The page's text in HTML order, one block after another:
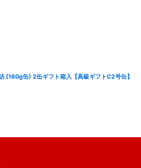
(160g缶) 2缶ギフト箱入【高級ギフトC2号缶】